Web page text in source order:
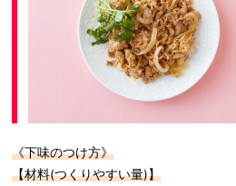
《下味のつけ方》
【材料(つくりやすい量)】